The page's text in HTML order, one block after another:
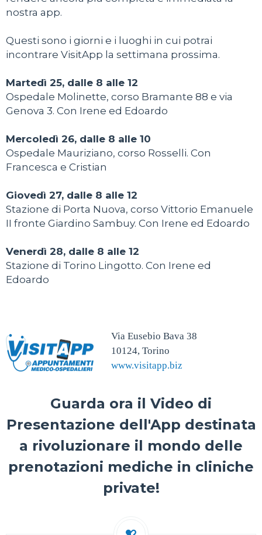
nostra app.
Questi sono i giorni e i luoghi in cui potrai
incontrare VisitApp la settimana prossima.
Martedì 25, dalle 8 alle 12
Ospedale Molinette, corso Bramante 88 e via
Genova 3. Con Irene ed Edoardo
Mercoledì 26, dalle 8 alle 10
Ospedale Mauriziano, corso Rosselli. Con
Francesca e Cristian
Giovedì 27, dalle 8 alle 12
Stazione di Porta Nuova, corso Vittorio Emanuele
II fronte Giardino Sambuy. Con Irene ed Edoardo
Venerdì 28, dalle 8 alle 12
Stazione di Torino Lingotto. Con Irene ed
Edoardo
Via Eusebio Bava 38
10124, Torino
www.visitapp.biz
Guarda ora il Video di
Presentazione dell'App destinata
a rivoluzionare il mondo delle
prenotazioni mediche in cliniche
private!